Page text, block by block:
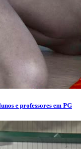
e professores em PG